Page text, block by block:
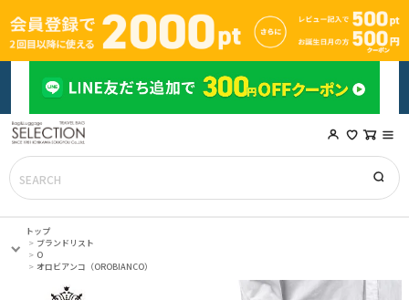
トップ
ブランドリスト
O
オロビアンコ（OROBIANCO）